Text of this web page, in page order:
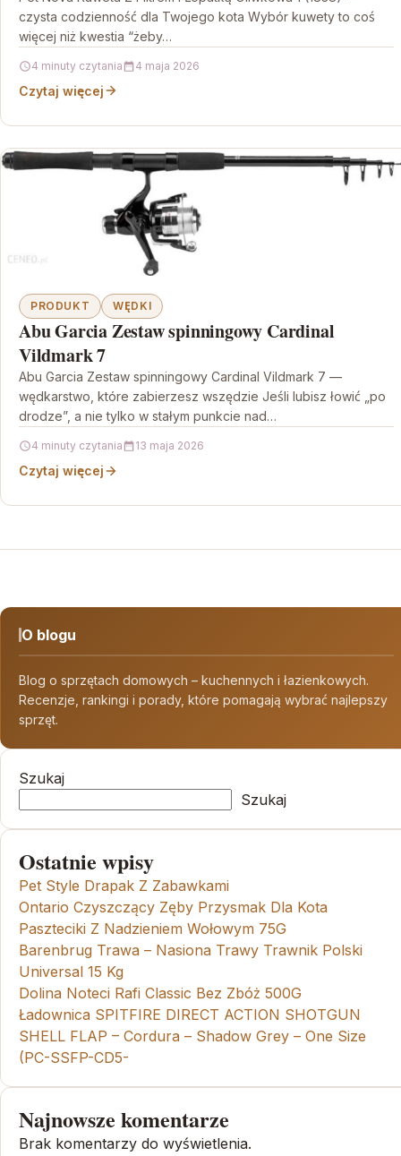
czysta codzienność dla Twojego kota Wybór kuwety to coś
więcej niż kwestia “żeby…
4 minuty czytania 4 maja 2026
Czytaj więcej
PRODUKT WĘDKI
Abu Garcia Zestaw spinningowy Cardinal
Vildmark 7
Abu Garcia Zestaw spinningowy Cardinal Vildmark 7 —
wędkarstwo, które zabierzesz wszędzie Jeśli lubisz łowić „po
drodze”, a nie tylko w stałym punkcie nad…
4 minuty czytania 13 maja 2026
Czytaj więcej
O blogu
Blog o sprzętach domowych – kuchennych i łazienkowych.
Recenzje, rankingi i porady, które pomagają wybrać najlepszy
sprzęt.
Szukaj
Szukaj
Ostatnie wpisy
Pet Style Drapak Z Zabawkami
Ontario Czyszczący Zęby Przysmak Dla Kota
Paszteciki Z Nadzieniem Wołowym 75G
Barenbrug Trawa – Nasiona Trawy Trawnik Polski
Universal 15 Kg
Dolina Noteci Rafi Classic Bez Zbóż 500G
Ładownica SPITFIRE DIRECT ACTION SHOTGUN
SHELL FLAP – Cordura – Shadow Grey – One Size
(PC-SSFP-CD5-
Najnowsze komentarze
Brak komentarzy do wyświetlenia.